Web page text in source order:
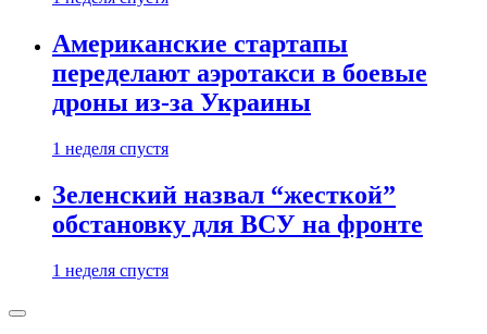
Американские стартапы
переделают аэротакси в боевые
дроны из-за Украины
1 неделя спустя
Зеленский назвал “жесткой”
обстановку для ВСУ на фронте
1 неделя спустя